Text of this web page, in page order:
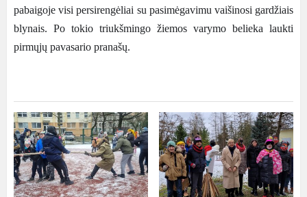
pabaigoje visi persirengėliai su pasimėgavimu vaišinosi gardžiais
blynais. Po tokio triukšmingo žiemos varymo belieka laukti
pirmųjų pavasario pranašų.